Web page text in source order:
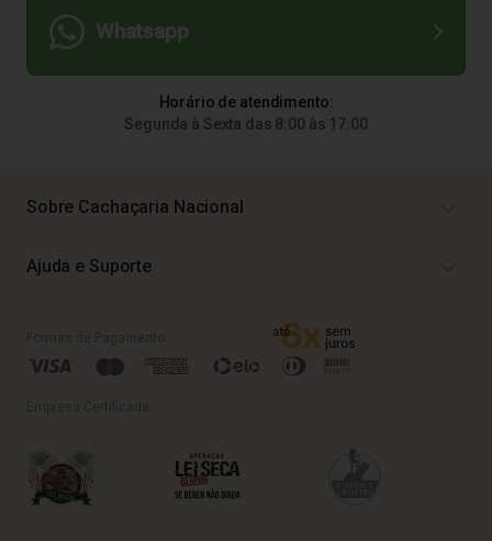
Whatsapp
Horário de atendimento:
Segunda à Sexta das 8:00 às 17:00
Sobre Cachaçaria Nacional
Ajuda e Suporte